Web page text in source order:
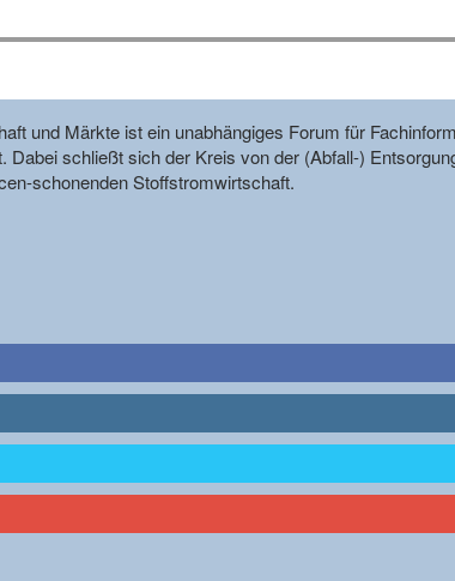
und Märkte ist ein unabhängiges Forum für
schließt sich der Kreis von der (Abfall-)
schonenden Stoffstromwirtschaft.